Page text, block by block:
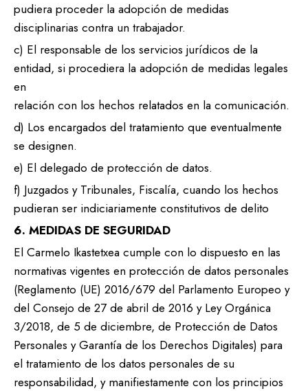
pudiera proceder la adopción de medidas
disciplinarias contra un trabajador.
c) El responsable de los servicios jurídicos de la
entidad, si procediera la adopción de medidas legales
en
relación con los hechos relatados en la comunicación.
d) Los encargados del tratamiento que eventualmente
se designen.
e) El delegado de protección de datos.
f) Juzgados y Tribunales, Fiscalía, cuando los hechos
pudieran ser indiciariamente constitutivos de delito
6. MEDIDAS DE SEGURIDAD
El Carmelo Ikastetxea cumple con lo dispuesto en las
normativas vigentes en protección de datos personales
(Reglamento (UE) 2016/679 del Parlamento Europeo y
del Consejo de 27 de abril de 2016 y Ley Orgánica
3/2018, de 5 de diciembre, de Protección de Datos
Personales y Garantía de los Derechos Digitales) para
el tratamiento de los datos personales de su
responsabilidad, y manifiestamente con los principios